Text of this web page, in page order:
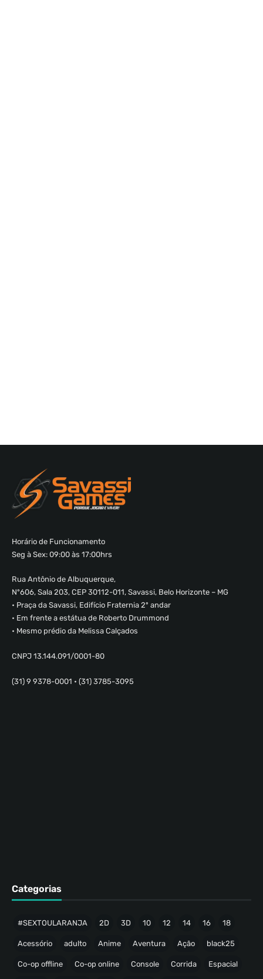
Horário de Funcionamento
Seg à Sex: 09:00 às 17:00hrs
Rua Antônio de Albuquerque,
Nº606, Sala 203, CEP 30112-011, Savassi, Belo Horizonte – MG
• Praça da Savassi, Edifício Fraternia 2º andar
• Em frente a estátua de Roberto Drummond
• Mesmo prédio da Melissa Calçados
CNPJ 13.144.091/0001-80
(31) 9 9378-0001 • (31) 3785-3095
Categorias
#SEXTOULARANJA 2D 3D 10 12 14 16 18
Acessório adulto Anime Aventura Ação black25
Co-op offline Co-op online Console Corrida Espacial